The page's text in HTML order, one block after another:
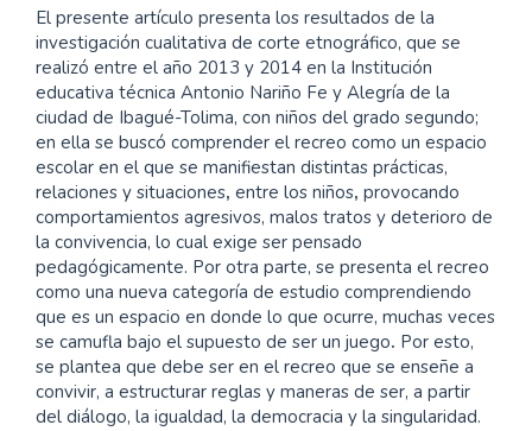
El presente artículo presenta los resultados de la
investigación cualitativa de corte etnográfico, que se
realizó entre el año 2013 y 2014 en la Institución
educativa técnica Antonio Nariño Fe y Alegría de la
ciudad de Ibagué-Tolima, con niños del grado segundo;
en ella se buscó comprender el recreo como un espacio
escolar en el que se manifiestan distintas prácticas,
relaciones y situaciones, entre los niños, provocando
comportamientos agresivos, malos tratos y deterioro de
la convivencia, lo cual exige ser pensado
pedagógicamente. Por otra parte, se presenta el recreo
como una nueva categoría de estudio comprendiendo
que es un espacio en donde lo que ocurre, muchas veces
se camufla bajo el supuesto de ser un juego. Por esto,
se plantea que debe ser en el recreo que se enseñe a
convivir, a estructurar reglas y maneras de ser, a partir
del diálogo, la igualdad, la democracia y la singularidad.